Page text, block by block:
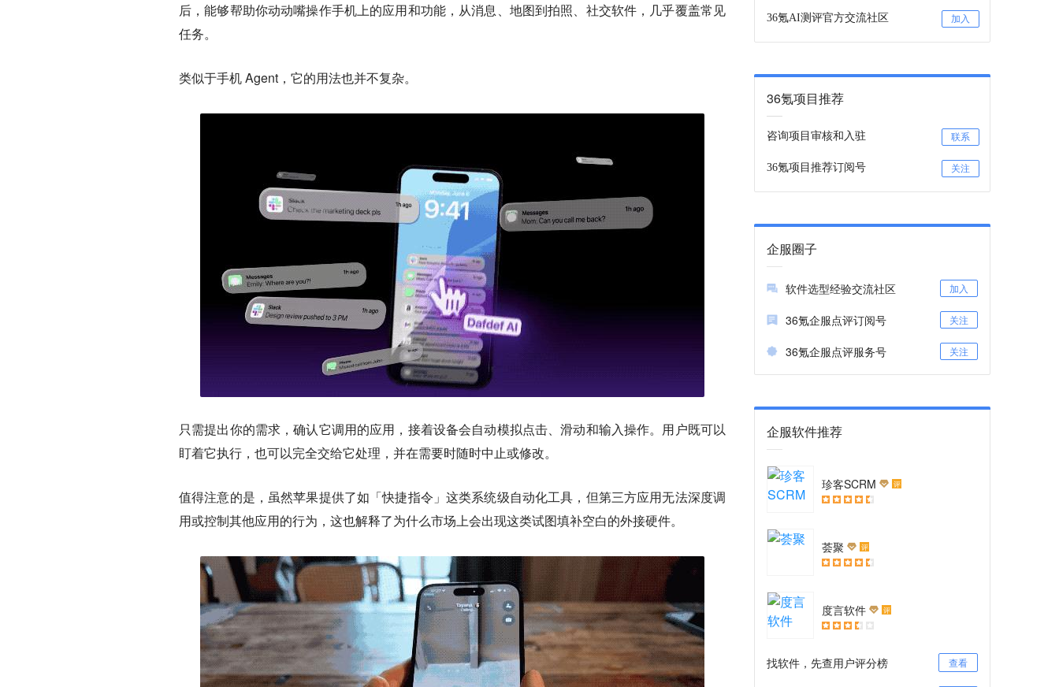
后，能够帮助你动动嘴操作手机上的应用和功能，从消息、地图到拍照、社交软件，几乎覆盖常见
任务。
类似于手机 Agent，它的用法也并不复杂。
只需提出你的需求，确认它调用的应用，接着设备会自动模拟点击、滑动和输入操作。用户既可以
盯着它执行，也可以完全交给它处理，并在需要时随时中止或修改。
值得注意的是，虽然苹果提供了如「快捷指令」这类系统级自动化工具，但第三方应用无法深度调
用或控制其他应用的行为，这也解释了为什么市场上会出现这类试图填补空白的外接硬件。
36氪AI测评官方交流社区 加入
36氪项目推荐
咨询项目审核和入驻 联系
36氪项目推荐订阅号 关注
企服圈子
软件选型经验交流社区 加入
36氪企服点评订阅号 关注
36氪企服点评服务号 关注
企服软件推荐
珍客SCRM 评
荟聚 评
度言软件 评
找软件，先查用户评分榜 查看